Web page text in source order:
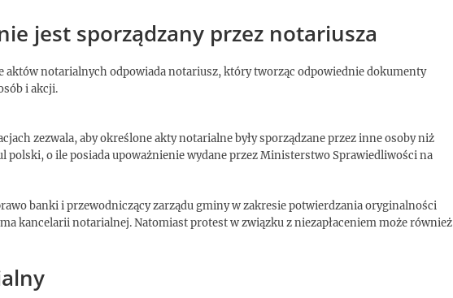
jest sporządzany przez notariusza
aktów notarialnych odpowiada notariusz, który tworząc odpowiednie dokumenty
i akcji.
zezwala, aby określone akty notarialne były sporządzane przez inne osoby niż
polski, o ile posiada upoważnienie wydane przez Ministerstwo Sprawiedliwości na
banki i przewodniczący zarządu gminy w zakresie potwierdzania oryginalności
kancelarii notarialnej. Natomiast protest w związku z niezapłaceniem może również